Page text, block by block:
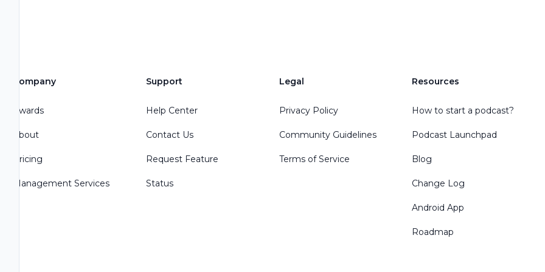
Company
Awards
About
Pricing
Management Services
Support
Help Center
Contact Us
Request Feature
Status
Legal
Privacy Policy
Community Guidelines
Terms of Service
Resources
How to start a podcast?
Podcast Launchpad
Blog
Change Log
Android App
Roadmap